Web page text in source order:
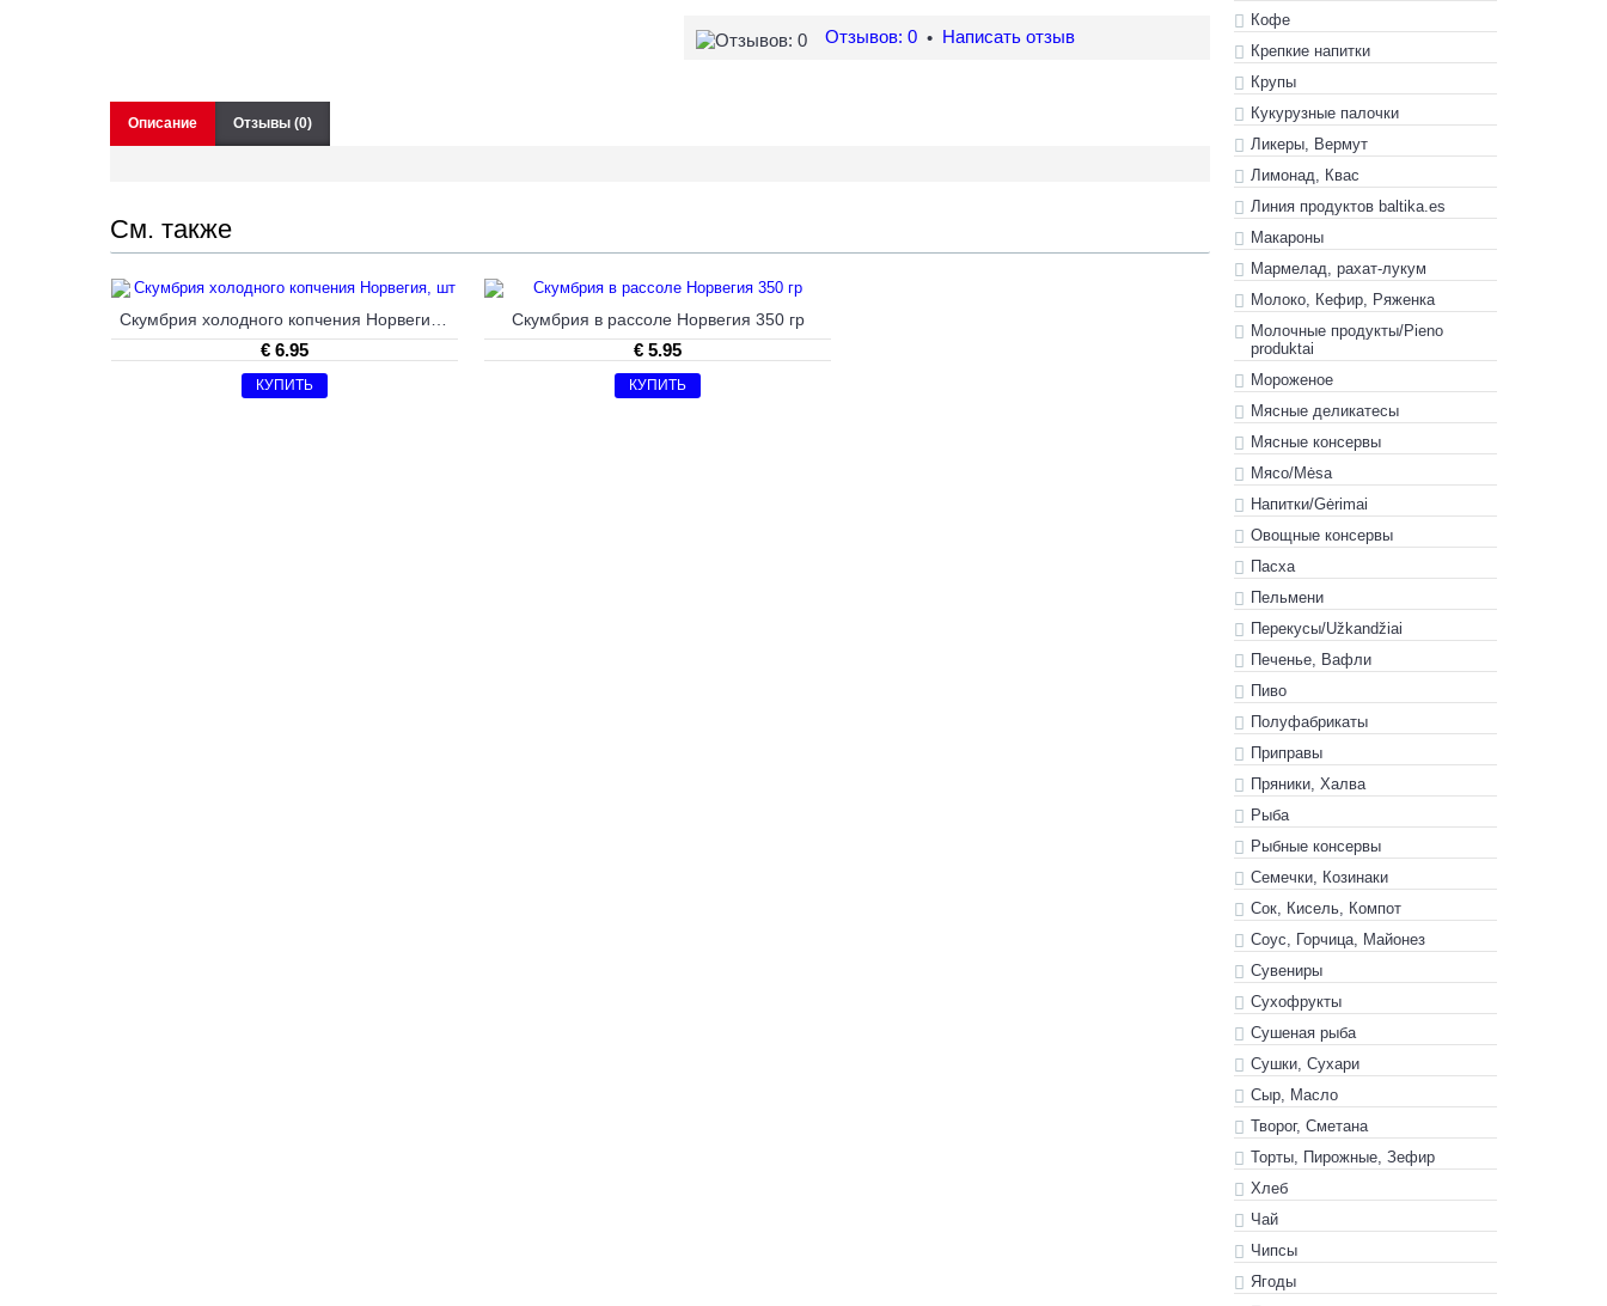
Кофе
Крепкие напитки
Крупы
Кукурузные палочки
Ликеры, Вермут
Лимонад, Квас
Линия продуктов baltika.es
Макароны
Мармелад, рахат-лукум
Молоко, Кефир, Ряженка
Молочные продукты/Pieno
produktai
Мороженое
Мясные деликатесы
Мясные консервы
Мясо/Mėsa
Напитки/Gėrimai
Овощные консервы
Пасха
Пельмени
Перекусы/Užkandžiai
Печенье, Вафли
Пиво
Полуфабрикаты
Приправы
Пряники, Халва
Рыба
Рыбные консервы
Семечки, Козинаки
Сок, Кисель, Компот
Соус, Горчица, Майонез
Сувениры
Сухофрукты
Сушеная рыба
Сушки, Сухари
Сыр, Масло
Творог, Сметана
Торты, Пирожные, Зефир
Хлеб
Чай
Чипсы
Ягоды
Отзывов: 0 • Написать отзыв
Описание Отзывы (0)
См. также
€ 6.95
КУПИТЬ
Скумбрия в рассоле Норвегия 350 гр
€ 5.95
КУПИТЬ